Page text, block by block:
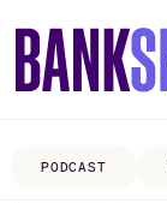
PODCAST